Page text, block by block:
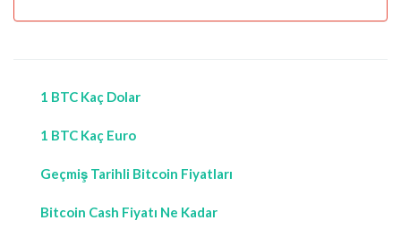
1 BTC Kaç Dolar
1 BTC Kaç Euro
Geçmiş Tarihli Bitcoin Fiyatları
Bitcoin Cash Fiyatı Ne Kadar